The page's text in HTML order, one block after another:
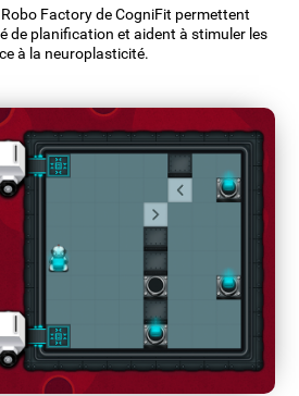
Factory de CogniFit permettent
de planification et aident à stimuler les
à la neuroplasticité.